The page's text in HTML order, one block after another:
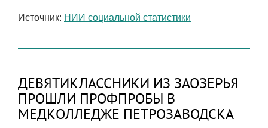
Источник: НИИ социальной статистики
ДЕВЯТИКЛАССНИКИ ИЗ ЗАОЗЕРЬЯ
ПРОШЛИ ПРОФПРОБЫ В
МЕДКОЛЛЕДЖЕ ПЕТРОЗАВОДСКА